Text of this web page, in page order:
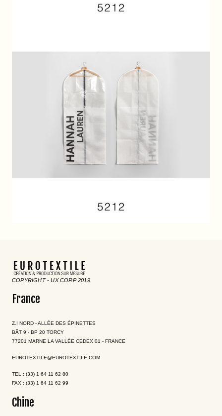
COPYRIGHT - UX CORP 2019
France
Z.I NORD - ALLÉE DES ÉPINETTES
BÂT 9 - BP 20 TORCY
77201 MARNE LA VALLÉE CEDEX 01 - FRANCE
EUROTEXTILE@EUROTEXTILE.COM
TEL : (33) 1 64 11 62 80
FAX : (33) 1 64 11 62 99
Chine